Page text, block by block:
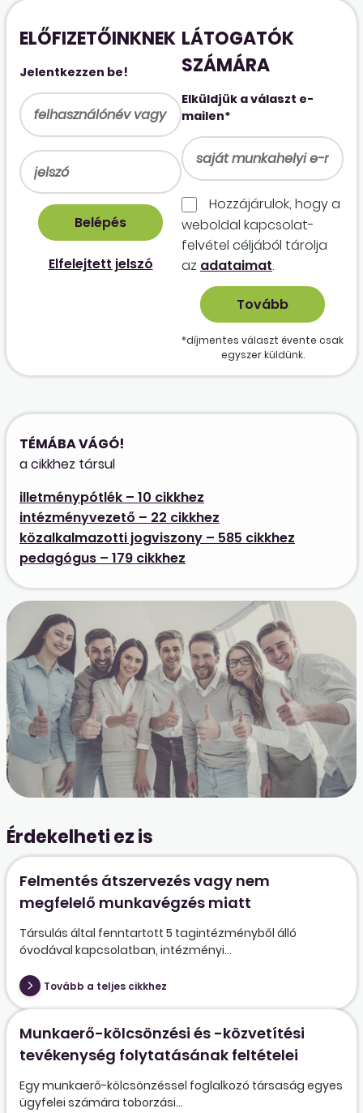
ELŐFIZETŐINKNEK
Jelentkezzen be!
Elfelejtett jelszó
LÁTOGATÓK
SZÁMÁRA
Elküldjük a választ e-
mailen*
Hozzájárulok, hogy a
weboldal kapcso­lat­
felvétel céljából tárolja
az adataimat.
*díjmentes választ évente csak
egyszer küldünk.
TÉMÁBA VÁGÓ!
a cikkhez társul
illetménypótlék – 10 cikkhez
intézményvezető – 22 cikkhez
közalkalmazotti jogviszony – 585 cikkhez
pedagógus – 179 cikkhez
Érdekelheti ez is
Felmentés átszervezés vagy nem
megfelelő munkavégzés miatt
Társulás által fenntartott 5 tagintézményből álló
óvodával kapcsolatban, intézményi...
Tovább a teljes cikkhez
Munkaerő-kölcsönzési és -közvetítési
tevékenység folytatásának feltételei
Egy munkaerő-kölcsönzéssel foglalkozó társaság egyes
ügyfelei számára toborzási...